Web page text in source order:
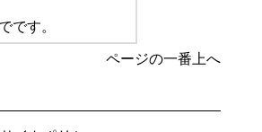
です。
ページの一番上へ